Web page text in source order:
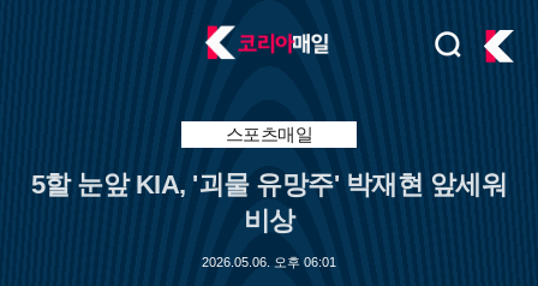
검
주
메
스포츠매일
5할 눈앞 KIA, '괴물 유망주' 박재현 앞세워
비상
2026.05.06. 오후 06:01